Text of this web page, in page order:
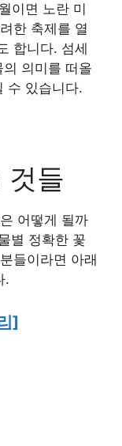
이면 노란 미
한 축제를 열
합니다. 섬세
의미를 떠올
수 있습니다.
것들
어떻게 될까
별 정확한 꽃
들이라면 아래
.
]